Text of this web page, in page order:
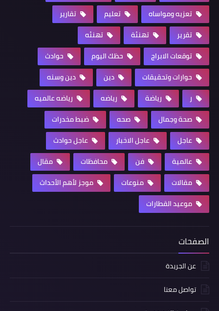
تعزيه ومواساه
تعليم
تقارير
تقرير
تهنئة
تهنئه
توقعات الابراج
حظك اليوم
حوادث
حوارات وتحقيقات
دين
دين وسنه
ر
رياضة رياضه
رياضه عالميه
صحة وجمال
صحه
ضبط مخدرات
عاجل
عاجل الاخبار
عاجل حوادث
عالمية
فن محافظات
مقال
مقالات
منوعات
موجز لأهم الأحداث
موعيد القطارات
الصفحات
عن الجريدة
تواصل معنا